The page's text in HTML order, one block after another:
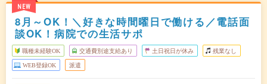
NEW
8月～OK！＼好きな時間曜日で働ける／電話面
談OK！病院での生活サポ
職種未経験OK 交通費別途支給あり 土日祝日が休み 残業なし
WEB登録OK 派遣